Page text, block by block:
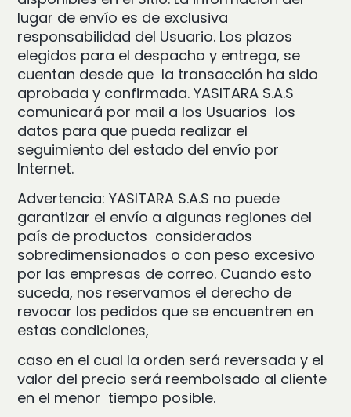
lugar de envío es de exclusiva
responsabilidad del Usuario. Los plazos
elegidos para el despacho y entrega, se
cuentan desde que la transacción ha sido
aprobada y confirmada. YASITARA S.A.S
comunicará por mail a los Usuarios los
datos para que pueda realizar el
seguimiento del estado del envío por
Internet.
Advertencia: YASITARA S.A.S no puede
garantizar el envío a algunas regiones del
país de productos considerados
sobredimensionados o con peso excesivo
por las empresas de correo. Cuando esto
suceda, nos reservamos el derecho de
revocar los pedidos que se encuentren en
estas condiciones,
caso en el cual la orden será reversada y el
valor del precio será reembolsado al cliente
en el menor tiempo posible.